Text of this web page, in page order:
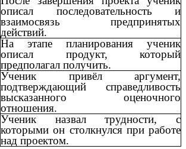
описал последовательность и
взаимосвязь предпринятых
действий.
На этапе планирования ученик
описал продукт, который
предполагал получить.
Ученик привёл аргумент,
подтверждающий справедливость
высказанного оценочного
отношения.
Ученик назвал трудности, с
которыми он столкнулся при работе
над проектом.